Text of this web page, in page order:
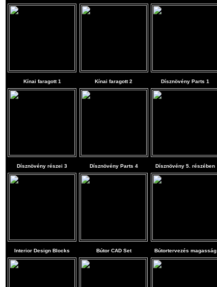
Kínai faragott 1 Kínai faragott 2 Dísznövény Parts 1
Dísznövény részei 3 Dísznövény Parts 4 Dísznövény 5. részében
Interior Design Blocks Bútor CAD Set Bútortervezés magasság